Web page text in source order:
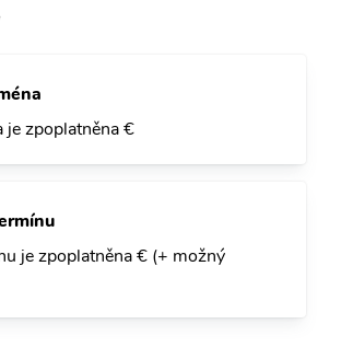
je zpoplatněna €
je zpoplatněna € (+ možný